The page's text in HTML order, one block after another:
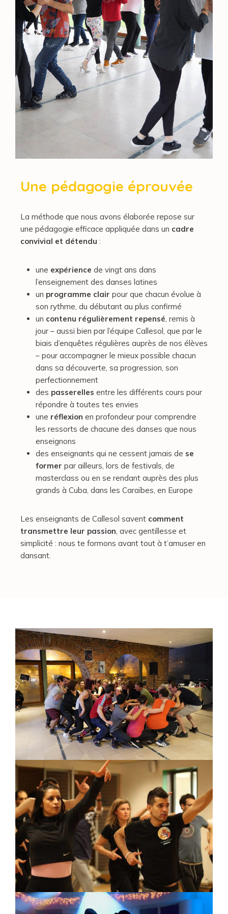
Une pédagogie éprouvée
La méthode que nous avons élaborée repose sur
une pédagogie efficace appliquée dans un cadre
convivial et détendu :
une expérience de vingt ans dans
l’enseignement des danses latines
un programme clair pour que chacun évolue à
son rythme, du débutant au plus confirmé
un contenu régulièrement repensé , remis à
jour – aussi bien par l’équipe Callesol, que par le
biais d’enquêtes régulières auprès de nos élèves
– pour accompagner le mieux possible chacun
dans sa découverte, sa progression, son
perfectionnement
des passerelles entre les différents cours pour
répondre à toutes tes envies
une réflexion en profondeur pour comprendre
les ressorts de chacune des danses que nous
enseignons
des enseignants qui ne cessent jamais de se
former par ailleurs, lors de festivals, de
masterclass ou en se rendant auprès des plus
grands à Cuba, dans les Caraïbes, en Europe
Les enseignants de Callesol savent comment
transmettre leur passion , avec gentillesse et
simplicité : nous te formons avant tout à t’amuser en
dansant.